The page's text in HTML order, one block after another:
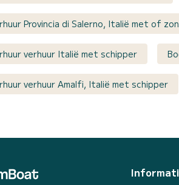
Provincia di Salerno, Italië met of
verhuur Italië met schipper
verhuur Amalfi, Italië met schipper